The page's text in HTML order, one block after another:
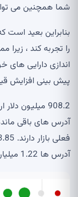
شما همچنین می
را تجربه کند ،
اندازی دارایی های
پیش بینی افزایش
آدرس ها 1.22 میلیارد دلار “پول” یا یک نقطه BIRF است.